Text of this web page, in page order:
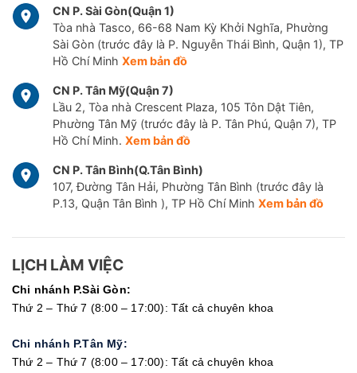
CN P. Sài Gòn(Quận 1)
Tòa nhà Tasco, 66-68 Nam Kỳ Khởi Nghĩa, Phường
Sài Gòn (trước đây là P. Nguyễn Thái Bình, Quận 1), TP
Hồ Chí Minh Xem bản đồ
CN P. Tân Mỹ(Quận 7)
Lầu 2, Tòa nhà Crescent Plaza, 105 Tôn Dật Tiên,
Phường Tân Mỹ (trước đây là P. Tân Phú, Quận 7), TP
Hồ Chí Minh. Xem bản đồ
CN P. Tân Bình(Q.Tân Bình)
107, Đường Tân Hải, Phường Tân Bình (trước đây là
P.13, Quận Tân Bình ), TP Hồ Chí Minh Xem bản đồ
LỊCH LÀM VIỆC
Chi nhánh P.Sài Gòn:
Thứ 2 – Thứ 7 (8:00 – 17:00): Tất cả chuyên khoa
Chi nhánh P.Tân Mỹ:
Thứ 2 – Thứ 7 (8:00 – 17:00): Tất cả chuyên khoa